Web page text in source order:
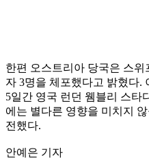
한편 오스트리아 당국은 스위
자 3명을 체포했다고 밝혔다.
5일간 영국 런던 웸블리 스타
에는 별다른 영향을 미치지
전했다.
안예은 기자